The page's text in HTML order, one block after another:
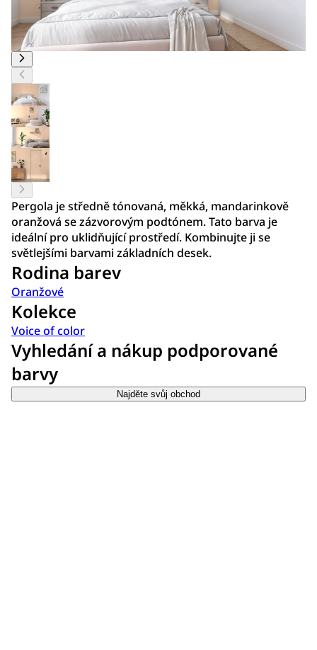
Pergola je středně tónovaná, měkká, mandarinkově
oranžová se zázvorovým podtónem. Tato barva je
ideální pro uklidňující prostředí. Kombinujte ji se
světlejšími barvami základních desek.
Rodina barev
Oranžové
Kolekce
Voice of color
Vyhledání a nákup podporované
barvy
Najděte svůj obchod